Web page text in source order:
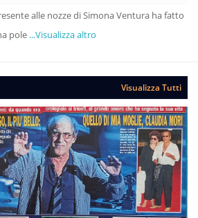
alle nozze di Simona Ventura ha fatto
pole ...Visualizza altro
Visualizza Tutti